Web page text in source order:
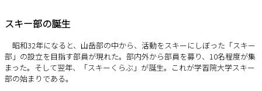
スキー部の誕生
昭和32年になると、山岳部の中から、活動をスキーにしぼった「スキー
部」の設立を目指す部員が現れた。部内外から部員を募り、10名程度が集
まった。そして翌年、「スキーくらぶ」が誕生。これが学習院大学スキー
部の始まりである。